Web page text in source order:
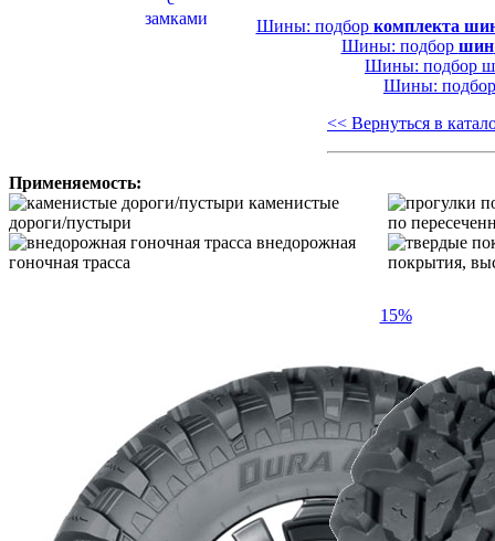
Шины: подбор комплекта
Шины: подбор шин
Шины: подбор
Шины:
<< Вернуться в
Применяемость:
каменистые
дороги/пустыри
по
внедорожная
гоночная трасса
покрытия,
15%